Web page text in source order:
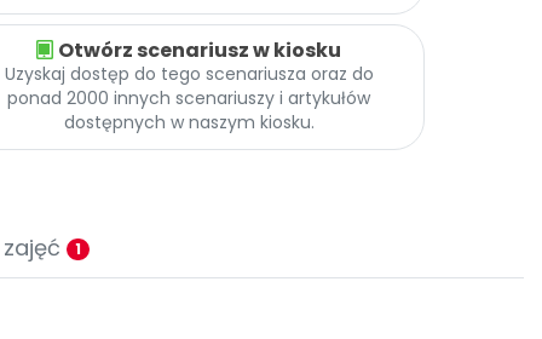
Otwórz scenariusz w kiosku
Uzyskaj dostęp do tego scenariusza oraz do
ponad 2000 innych scenariuszy i artykułów
dostępnych w naszym kiosku.
1